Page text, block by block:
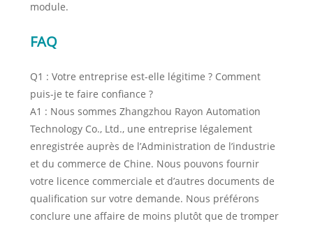
module.
FAQ
Q1 : Votre entreprise est-elle légitime ? Comment
puis-je te faire confiance ?
A1 : Nous sommes Zhangzhou Rayon Automation
Technology Co., Ltd., une entreprise légalement
enregistrée auprès de l’Administration de l’industrie
et du commerce de Chine. Nous pouvons fournir
votre licence commerciale et d’autres documents de
qualification sur votre demande. Nous préférons
conclure une affaire de moins plutôt que de tromper